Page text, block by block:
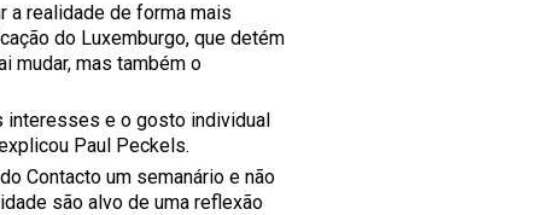
a realidade de forma mais
do Luxemburgo, que detém
mudar, mas também o
interesses e o gosto individual
Paul Peckels.
Contacto um semanário e não
são alvo de uma reflexão